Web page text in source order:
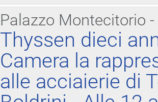
Palazzo Montecitorio
Thyssen dieci
Camera la
alle acciaierie di